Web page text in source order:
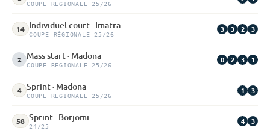
COUPE RÉGIONALE 25/26
14 Individuel court · Imatra
COUPE RÉGIONALE 25/26
3 3 2 3
2 Mass start · Madona
COUPE RÉGIONALE 25/26
0 2 3 1
4 Sprint · Madona
COUPE RÉGIONALE 25/26
1 3
58 Sprint · Borjomi
24/25
4 3